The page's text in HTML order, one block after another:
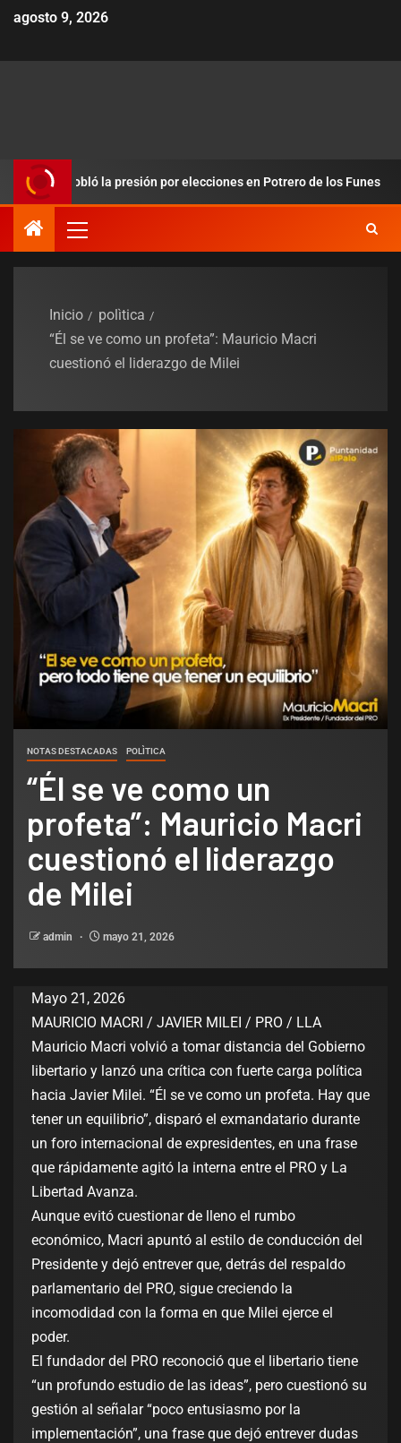
agosto 9, 2026
la presión por elecciones en Potrero de los Funes
Inicio
polìtica
“Él se ve como un profeta”: Mauricio Macri
cuestionó el liderazgo de Milei
NOTAS DESTACADAS POLÌTICA
“Él se ve como un
profeta”: Mauricio Macri
cuestionó el liderazgo
de Milei
admin mayo 21, 2026
Mayo 21, 2026
MAURICIO MACRI / JAVIER MILEI / PRO / LLA
Mauricio Macri volvió a tomar distancia del Gobierno
libertario y lanzó una crítica con fuerte carga política
hacia Javier Milei. “Él se ve como un profeta. Hay que
tener un equilibrio”, disparó el exmandatario durante
un foro internacional de expresidentes, en una frase
que rápidamente agitó la interna entre el PRO y La
Libertad Avanza.
Aunque evitó cuestionar de lleno el rumbo
económico, Macri apuntó al estilo de conducción del
Presidente y dejó entrever que, detrás del respaldo
parlamentario del PRO, sigue creciendo la
incomodidad con la forma en que Milei ejerce el
poder.
El fundador del PRO reconoció que el libertario tiene
“un profundo estudio de las ideas”, pero cuestionó su
gestión al señalar “poco entusiasmo por la
implementación”, una frase que dejó entrever dudas